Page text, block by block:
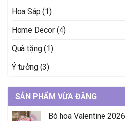
Hoa Sáp (1)
Home Decor (4)
Quà tặng (1)
Ý tưởng (3)
SẢN PHẨM VỪA ĐĂNG
Bó hoa Valentine 2026